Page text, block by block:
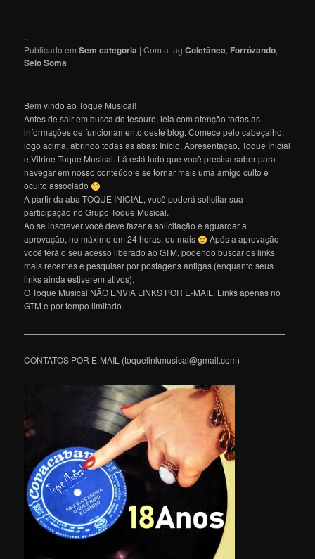
.
Publicado em Sem categoria |Com a tagColetânea, Forrózando,
Selo Soma
Bem vindo ao Toque Musical!
Antes de sair em busca do tesouro, leia com atenção todas as
informações de funcionamento deste blog. Comece pelo cabeçalho,
logo acima, abrindo todas as abas: Início, Apresentação, Toque Inicial
e Vitrine Toque Musical. Lá está tudo que você precisa saber para
navegar em nosso conteúdo e se tornar mais uma amigo culto e
oculto associado
A partir da aba TOQUE INICIAL, você poderá solicitar sua
participação no Grupo Toque Musical.
Ao se inscrever você deve fazer a solicitação e aguardar a
aprovação, no máximo em 24 horas, ou mais
Após a aprovação
você terá o seu acesso liberado ao GTM, podendo buscar os links
mais recentes e pesquisar por postagens antigas (enquanto seus
links ainda estiverem ativos).
O Toque Musical NÃO ENVIA LINKS POR E-MAIL. Links apenas no
GTM e por tempo limitado.
———————————————————————————————
CONTATOS POR E-MAIL (toquelinkmusical@gmail.com)